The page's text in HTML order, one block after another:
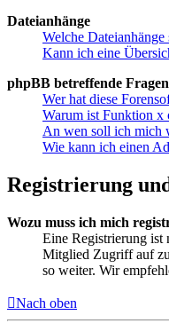
Dateianhänge
Welche
Kann ich eine
phpBB betreffende Fragen
Wer hat diese
Warum ist Funktion x
An wen soll ich mich
Wie kann ich einen
Registrierung
Wozu muss ich mich
Eine Registrierung ist
Mitglied Zugriff auf
so weiter. Wir
Nach oben